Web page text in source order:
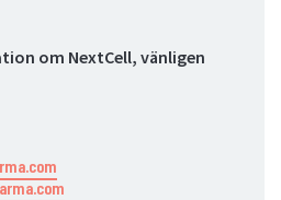
om NextCell, vänligen